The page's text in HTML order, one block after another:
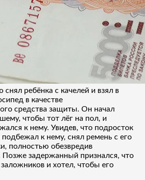
ребёнка с качелей и взял в
в качестве
средства защиты. Он начал
чтобы тот лёг на пол, и
к нему. Увидев, что подросток
к нему, снял ремень с его
полностью обезвредив
задержанный признался, что
заложников и хотел, чтобы его